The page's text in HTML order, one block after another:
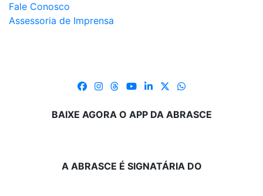
Fale Conosco
Assessoria de Imprensa
BAIXE AGORA O APP DA ABRASCE
A ABRASCE É SIGNATÁRIA DO